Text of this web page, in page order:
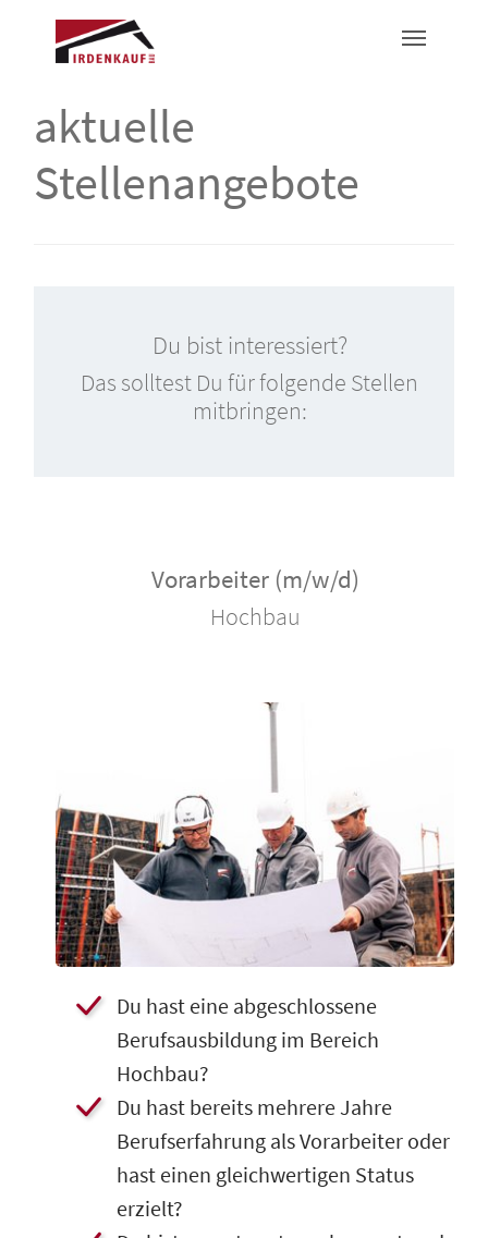
aktuelle
Stellenangebote
Du bist interessiert?
Das solltest Du für folgende Stellen
mitbringen:
Vorarbeiter (m/w/d)
Hochbau
Du hast eine abgeschlossene
Berufsausbildung im Bereich
Hochbau?
​Du hast bereits mehrere Jahre
Berufserfahrung als Vorarbeiter oder
hast einen gleichwertigen Status
erzielt?